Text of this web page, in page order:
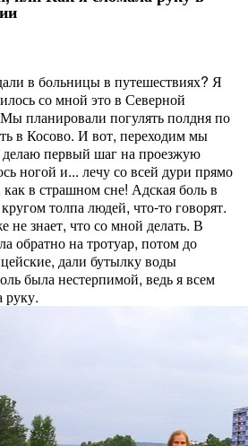
в больницы в путешествиях? Я
со мной это в Северной
планировали погулять полдня по
в Косово. И вот, переходим мы
делаю первый шаг на проезжую
ногой и... лечу со всей дури прямо
в страшном сне! Адская боль в
толпа людей, что-то говорят.
знает, что со мной делать. В
обратно на тротуар, потом до
дали бутылку воды
была нестерпимой, ведь я всем
руку.